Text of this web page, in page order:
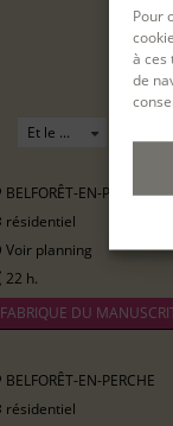
Pour
à ces
de
BELFORÊT-EN-PERCHE
résidentiel
Voir planning
22 h.
FABRIQUE DU
BELFORÊT-EN-PERCHE
résidentiel